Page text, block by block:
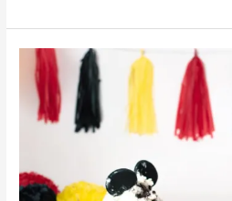
Smash
Cake
Santurtzi